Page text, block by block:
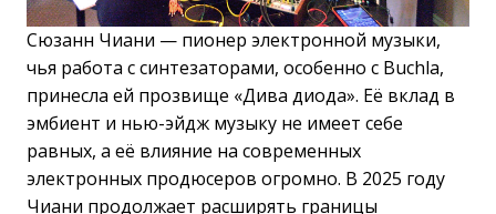
Сюзанн Чиани — пионер электронной музыки,
чья работа с синтезаторами, особенно с Buchla,
принесла ей прозвище «Дива диода». Её вклад в
эмбиент и нью-эйдж музыку не имеет себе
равных, а её влияние на современных
электронных продюсеров огромно. В 2025 году
Чиани продолжает расширять границы